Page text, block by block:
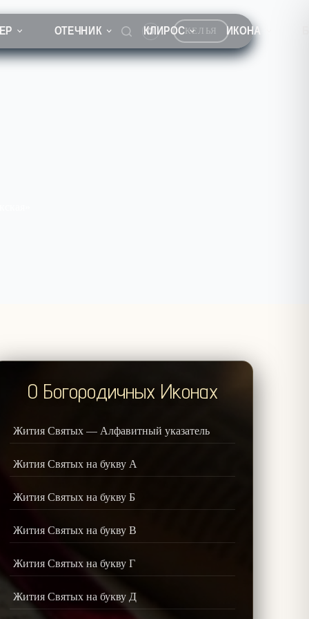
ОТЕЧНИК КЛИРОС ИКОНА
КЕЛЬЯ
О Богородичных Иконах
Жития Святых — Алфавитный указатель
Жития Святых на букву А
Жития Святых на букву Б
Жития Святых на букву В
Жития Святых на букву Г
Жития Святых на букву Д